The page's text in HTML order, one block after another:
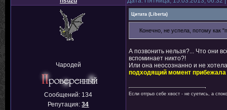
Чародей
Сообщений: 134
Репутация:34
Цитата ( Liberta)
Конечно, не успела, потому как
А позвонить нельзя?... Что они
вспоминает никто?!
Или она неосознанно и не
подходящий момент прибежала
Если отгрыз себе хвост - не суетись, а